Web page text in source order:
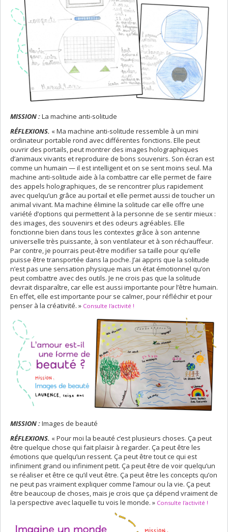
MISSION :La machine anti-solitude
RÉFLEXIONS. « Ma machine anti-solitude ressemble à un mini
ordinateur portable rond avec différentes fonctions. Elle peut
ouvrir des portails, peut montrer des images holographiques
d’animaux vivants et reproduire de bons souvenirs. Son écran est
comme un humain — il est intelligent et on se sent moins seul. Ma
machine anti-solitude aide à la combattre car elle permet de faire
des appels holographiques, de se rencontrer plus rapidement
avec quelqu’un grâce au portail et elle permet aussi de toucher un
animal vivant. Ma machine élimine la solitude car elle offre une
variété d’options qui permettent à la personne de se sentir mieux :
des images, des souvenirs et des odeurs agréables. Elle
fonctionne bien dans tous les contextes grâce à son antenne
universelle très puissante, à son ventilateur et à son réchauffeur.
Par contre, je pourrais peut-être modifier sa taille pour qu’elle
puisse être transportée dans la poche. J’ai appris que la solitude
n’est pas une sensation physique mais un état émotionnel qu’on
peut combattre avec des outils. Je ne crois pas que la solitude
devrait disparaître, car elle est aussi importante pour l’être humain.
En effet, elle est importante pour se calmer, pour réfléchir et pour
penser à la créativité. » Consulte l'activité !
MISSION :Images de beauté
RÉFLEXIONS. « Pour moi la beauté c’est plusieurs choses. Ça peut
être quelque chose qui fait plaisir à regarder. Ça peut être les
émotions que quelqu’un ressent. Ça peut être tout ce qui est
infiniment grand ou infiniment petit. Ça peut être de voir quelqu’un
se réaliser et être ce qu’il veut être. Ça peut être les concepts qu’on
ne peut pas vraiment expliquer comme l’amour ou la vie. Ça peut
être beaucoup de choses, mais je crois que ça dépend vraiment de
la perspective avec laquelle tu vois le monde. » Consulte l'activité !